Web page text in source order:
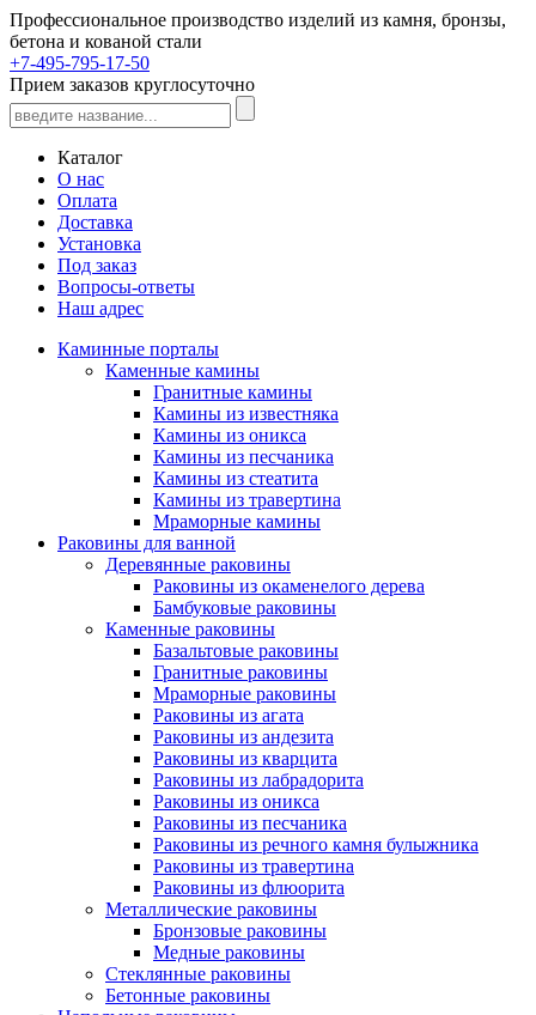
Профессиональное производство изделий из камня, бронзы,
бетона и кованой стали
+7-495-795-17-50
Прием заказов круглосуточно
Каталог
О нас
Оплата
Доставка
Установка
Под заказ
Вопросы-ответы
Наш адрес
Каминные порталы
Каменные камины
Гранитные камины
Камины из известняка
Камины из оникса
Камины из песчаника
Камины из стеатита
Камины из травертина
Мраморные камины
Раковины для ванной
Деревянные раковины
Раковины из окаменелого дерева
Бамбуковые раковины
Каменные раковины
Базальтовые раковины
Гранитные раковины
Мраморные раковины
Раковины из агата
Раковины из андезита
Раковины из кварцита
Раковины из лабрадорита
Раковины из оникса
Раковины из песчаника
Раковины из речного камня булыжника
Раковины из травертина
Раковины из флюорита
Металлические раковины
Бронзовые раковины
Медные раковины
Стеклянные раковины
Бетонные раковины